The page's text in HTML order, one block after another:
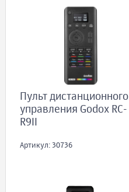
Пульт дистанционного
управления Godox RC-
R9II
Артикул: 30736